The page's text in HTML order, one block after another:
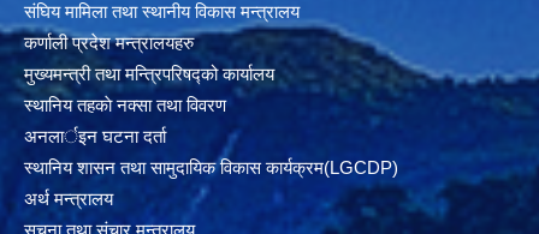
संघिय मामिला तथा स्थानीय विकास मन्त्रालय
कर्णाली प्रदेश मन्त्रालयहरु
मुख्यमन्त्री तथा मन्त्रिपरिषद्को कार्यालय
स्थानिय तहकाे नक्सा तथा विवरण
अनलार्इन घटना दर्ता
स्थानिय शासन तथा सामुदायिक विकास कार्यक्रम(LGCDP)
अर्थ मन्त्रालय